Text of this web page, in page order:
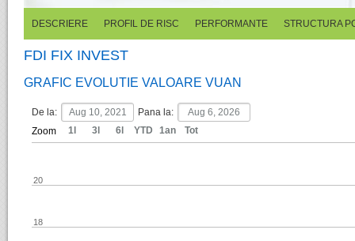
DESCRIERE PROFIL DE RISC PERFORMANTE STRUCTURA
FDI FIX INVEST
GRAFIC EVOLUTIE VALOARE VUAN
De la:
Pana la:
Zoom
18
20
1l 3l 6l YTD 1an Tot